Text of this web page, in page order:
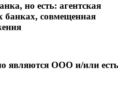
но есть: агентская
банках, совмещенная
являются ООО и/или есть